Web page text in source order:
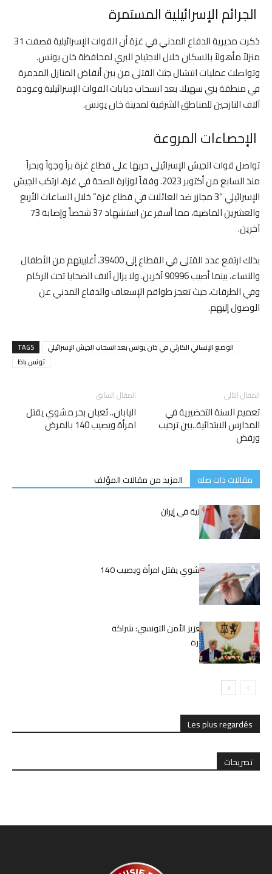
الجرائم الإسرائيلية المستمرة
ذكرت مديرية الدفاع المدني في غزة أن القوات الإسرائيلية قصفت 31
منزلاً مأهولاً بالسكان خلال الاجتياح البري لمحافظة خان يونس.
وتواصلت عمليات انتشال جثث القتلى من بين أنقاض المنازل المدمرة
في منطقة بني سهيلا، بعد انسحاب دبابات القوات الإسرائيلية وعودة
آلاف النازحين للمناطق الشرقية لمدينة خان يونس.
الإحصاءات المروعة
تواصل قوات الجيش الإسرائيلي حربها على قطاع غزة براً وجواً وبحراً
منذ السابع من أكتوبر 2023. وفقاً لوزارة الصحة في غزة، ارتكب الجيش
الإسرائيلي “3 مجازر ضد العائلات في قطاع غزة” خلال الساعات الأربع
والعشرين الماضية، مما أسفر عن استشهاد 37 شخصاً وإصابة 73
آخرين.
بذلك ارتفع عدد القتلى في القطاع إلى 39400، أغلبيتهم من الأطفال
والنساء، بينما أصيب 90996 آخرين. ولا يزال آلاف الضحايا تحت الركام
وفي الطرقات، حيث تعجز طواقم الإسعاف والدفاع المدني عن
الوصول إليهم.
TAGS
الوضع الإنساني الكارثي في خان يونس بعد انسحاب الجيش الإسرائيلي
تونس باظ
المقال السابق
اليابان.. ثعبان بحر مشوي يقتل
امرأة ويصيب 140 بالمرض
المقال التالى
تعميم السنة التحضيرية في
المدارس الابتدائية..بين ترحيب
ورفض
مقالات ذات صله
المزيد من مقالات المؤلف
اغتيال إسماعيل هنية في إيران
اليابان.. ثعبان بحر مشوي يقتل امرأة ويصيب 140
بالمرض
جهود أمريكا في تعزيز الأمن التونسي: شراكة
استراتيجية منذ الثورة
Les plus regardés
تصريحات